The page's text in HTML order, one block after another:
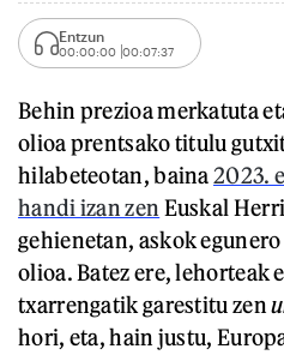
Entzun
00:00:00 00:07:37
Behin prezioa merkatuta
olioa prentsako titulu
hilabeteotan, baina2023.
handi izan zen Euskal
gehienetan, askok
olioa. Batez ere, lehorteak
txarrengatik garestitu zen
hori, eta, hain justu,